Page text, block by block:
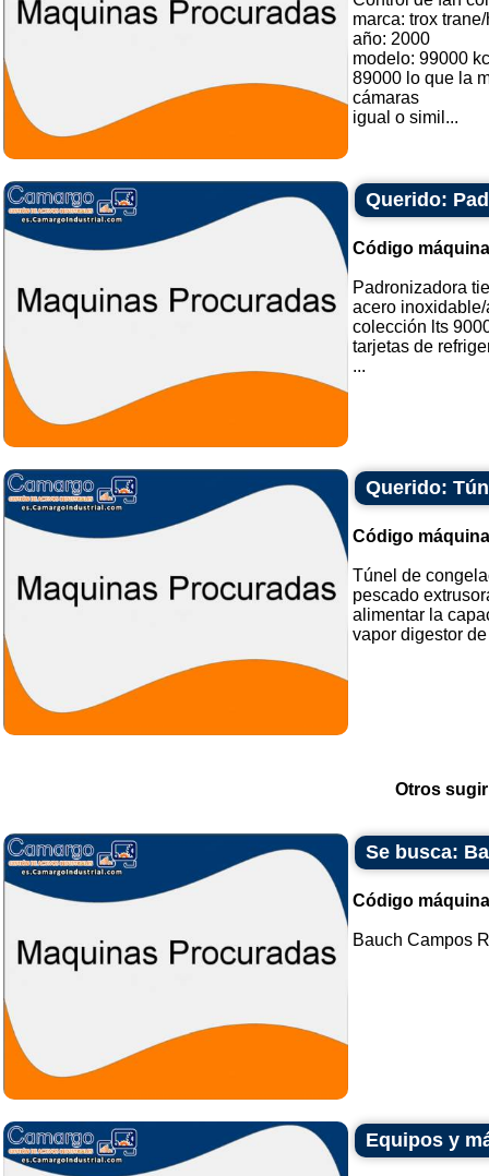
marca: trox
año: 2000
modelo: 99000
89000 lo que la
cámaras
igual o simil...
Querido:
Código
Padronizadora
acero
colección lts
tarjetas de
...
Querido:
Código
Túnel de
pescado
alimentar la
vapor digestor
Otros
Se busca:
Código
Bauch Campos
Equipos y